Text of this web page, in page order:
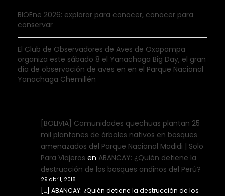
BIOEne 2026: explorar para conocer, conocer para
conservar
El Club de Observadores de Aves de Oxapampa
organiza este sábado 8 el Yanachaga Big Day, el gran
día de observación de aves en en el Parque Nacional
Yanachaga Chemillén
[BOLIVIA] Comunidades quechuas plantan 25
mil plantones de árboles nativos en bosques
amenazados del Parque Nacional Madidi | Solo
Para Viajeros en ABANCAY: ¿Quién detiene la
destrucción de los bosques andinos del Perú?
29 abril, 2018
[…] ABANCAY: ¿Quién detiene la destrucción de los